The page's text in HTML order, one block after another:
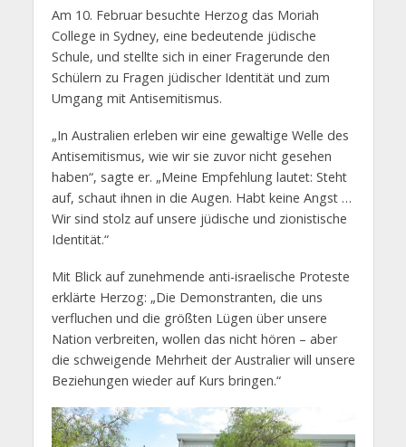
Am 10. Februar besuchte Herzog das Moriah
College in Sydney, eine bedeutende jüdische
Schule, und stellte sich in einer Fragerunde den
Schülern zu Fragen jüdischer Identität und zum
Umgang mit Antisemitismus.
„In Australien erleben wir eine gewaltige Welle des
Antisemitismus, wie wir sie zuvor nicht gesehen
haben“, sagte er. „Meine Empfehlung lautet: Steht
auf, schaut ihnen in die Augen. Habt keine Angst …
Wir sind stolz auf unsere jüdische und zionistische
Identität.“
Mit Blick auf zunehmende anti-israelische Proteste
erklärte Herzog: „Die Demonstranten, die uns
verfluchen und die größten Lügen über unsere
Nation verbreiten, wollen das nicht hören – aber
die schweigende Mehrheit der Australier will unsere
Beziehungen wieder auf Kurs bringen.“